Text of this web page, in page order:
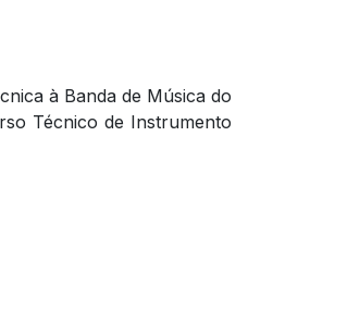
à Banda de Música do
Técnico de Instrumento